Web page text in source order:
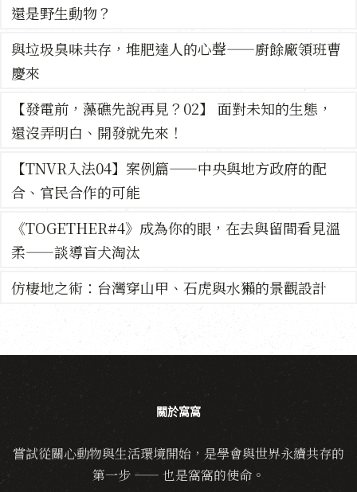
還是野生動物？
與垃圾臭味共存，堆肥達人的心聲——廚餘廠領班曹
慶來
【發電前，藻礁先說再見？02】 面對未知的生態，
還沒弄明白、開發就先來！
【TNVR入法04】案例篇——中央與地方政府的配
合、官民合作的可能
《TOGETHER#4》成為你的眼，在去與留間看見溫
柔——談導盲犬淘汰
仿棲地之術：台灣穿山甲、石虎與水獺的景觀設計
關於窩窩
嘗試從關心動物與生活環境開始，是學會與世界永續共存的
第一步 —— 也是窩窩的使命。